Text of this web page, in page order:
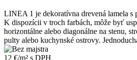
LINEA 1 je dekoratívna drevená lamela s
K dispozícii v troch farbách, môže byť
horizontálne alebo diagonálne na stenu,
pulty alebo kuchynské ostrovy.
12 €/m² s DPH